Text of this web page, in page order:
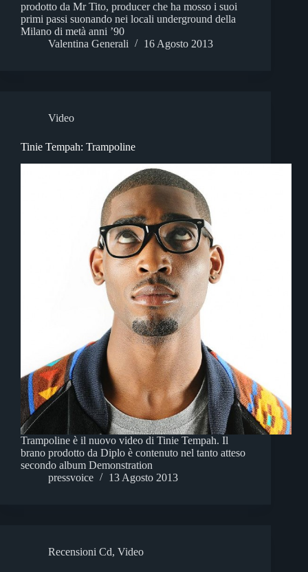
prodotto da Mr Tito, producer che ha mosso i suoi
primi passi suonando nei locali underground della
Milano di metà anni ’90
Valentina Generali
16 Agosto 2013
Video
Tinie Tempah: Trampoline
Trampoline è il nuovo video di Tinie Tempah. Il
brano prodotto da Diplo è contenuto nel tanto atteso
secondo album Demonstration
pressvoice
13 Agosto 2013
Recensioni Cd, Video